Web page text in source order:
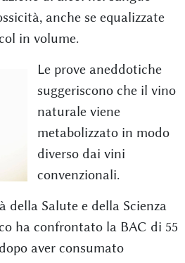
anche se equalizzate
in volume.
Le prove aneddotiche
suggeriscono che il vino
naturale viene
metabolizzato in modo
diverso dai vini
convenzionali.
della Salute e della Scienza
ha confrontato la BAC di 55
aver consumato